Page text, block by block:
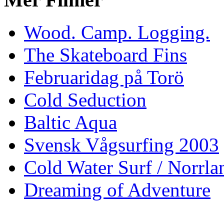
Wood. Camp. Logging.
The Skateboard Fins
Februaridag på Torö
Cold Seduction
Baltic Aqua
Svensk Vågsurfing 2003
Cold Water Surf /
Dreaming of Adventure